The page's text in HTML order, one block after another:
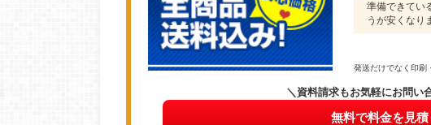
準備できてい
うが安くなり
発送だけでなく印刷
＼資料請求もお気軽にお問い
無料で料金を見積